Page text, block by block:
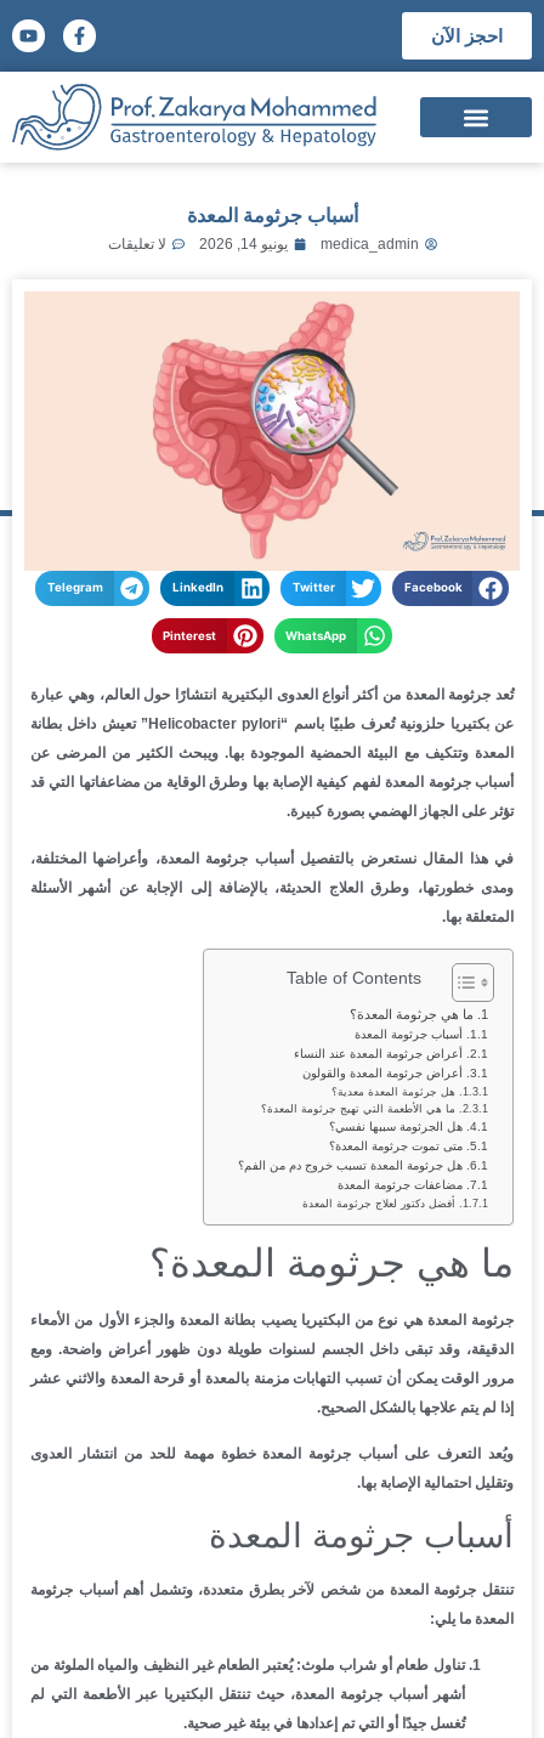
احجز الآن
أسباب جرثومة المعدة
medica_admin يونيو 14, 2026 لا تعليقات
Facebook
Twitter
LinkedIn
Telegram
WhatsApp
Pinterest
تُعد جرثومة المعدة من أكثر أنواع العدوى البكتيرية انتشارًا حول العالم، وهي عبارة
عن بكتيريا حلزونية تُعرف طبيًا باسم “Helicobacter pylori” تعيش داخل بطانة
المعدة وتتكيف مع البيئة الحمضية الموجودة بها. ويبحث الكثير من المرضى عن
أسباب جرثومة المعدة لفهم كيفية الإصابة بها وطرق الوقاية من مضاعفاتها التي قد
تؤثر على الجهاز الهضمي بصورة كبيرة.
في هذا المقال نستعرض بالتفصيل أسباب جرثومة المعدة، وأعراضها المختلفة،
ومدى خطورتها، وطرق العلاج الحديثة، بالإضافة إلى الإجابة عن أشهر الأسئلة
المتعلقة بها.
Table of Contents
ما هي جرثومة المعدة؟
أسباب جرثومة المعدة
أعراض جرثومة المعدة عند النساء
أعراض جرثومة المعدة والقولون
هل جرثومة المعدة معدية؟
ما هي الأطعمة التي تهيج جرثومة المعدة؟
هل الجرثومة سببها نفسي؟
متى تموت جرثومة المعدة؟
هل جرثومة المعدة تسبب خروج دم من الفم؟
مضاعفات جرثومة المعدة
أفضل دكتور لعلاج جرثومة المعدة
ما هي جرثومة المعدة؟
جرثومة المعدة هي نوع من البكتيريا يصيب بطانة المعدة والجزء الأول من الأمعاء
الدقيقة، وقد تبقى داخل الجسم لسنوات طويلة دون ظهور أعراض واضحة. ومع
مرور الوقت يمكن أن تسبب التهابات مزمنة بالمعدة أو قرحة المعدة والاثني عشر
إذا لم يتم علاجها بالشكل الصحيح.
ويُعد التعرف على أسباب جرثومة المعدة خطوة مهمة للحد من انتشار العدوى
وتقليل احتمالية الإصابة بها.
أسباب جرثومة المعدة
تنتقل جرثومة المعدة من شخص لآخر بطرق متعددة، وتشمل أهم أسباب جرثومة
المعدة ما يلي:
تناول طعام أو شراب ملوث: يُعتبر الطعام غير النظيف والمياه الملوثة من
أشهر أسباب جرثومة المعدة، حيث تنتقل البكتيريا عبر الأطعمة التي لم
تُغسل جيدًا أو التي تم إعدادها في بيئة غير صحية.